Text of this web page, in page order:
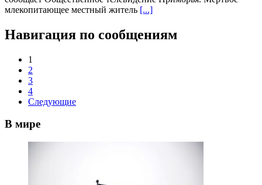
млекопитающее местный житель [...]
Навигация по сообщениям
1
2
3
4
Следующие
В мире